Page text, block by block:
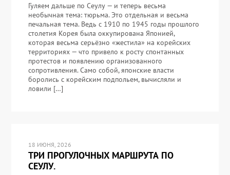
Гуляем дальше по Сеулу — и теперь весьма
необычная тема: тюрьма. Это отдельная и весьма
печальная тема. Ведь с 1910 по 1945 годы прошлого
столетия Корея была оккупирована Японией,
которая весьма серьёзно «жестила» на корейских
территориях — что привело к росту спонтанных
протестов и появлению организованного
сопротивления. Само собой, японские власти
боролись с корейским подпольем, вычисляли и
ловили […]
18 ИЮНЯ, 2026
ТРИ ПРОГУЛОЧНЫХ МАРШРУТА ПО
СЕУЛУ.